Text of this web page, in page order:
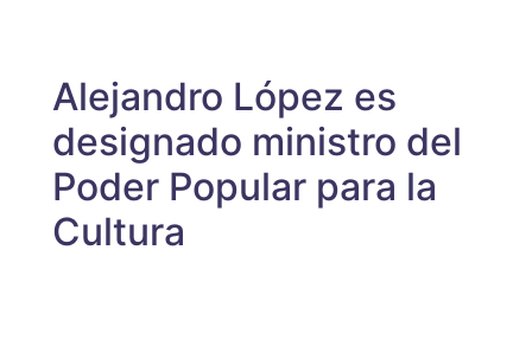
Alejandro López es
designado ministro del
Poder Popular para la
Cultura